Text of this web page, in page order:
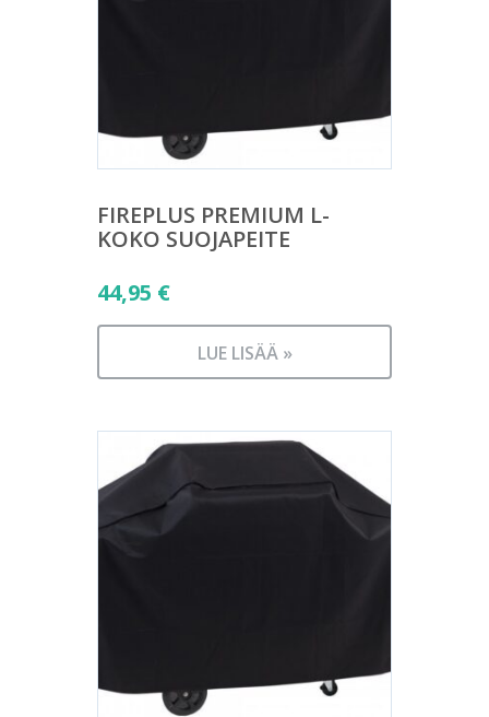
FIREPLUS PREMIUM L-
KOKO SUOJAPEITE
44,95 €
LUE LISÄÄ »